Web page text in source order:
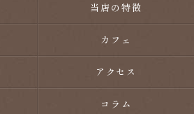
当店の特徴
カフェ
アクセス
コラム